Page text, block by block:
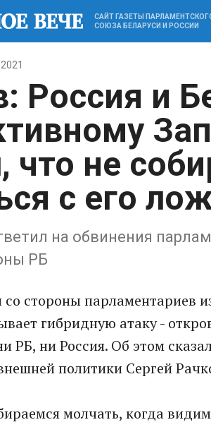
САЙТ ГАЗЕТЫ
СОЮЗА БЕЛАРУСИ И РОССИИ
Россия и
что не
с его
на обвинения
РБ
стороны парламентариев
гибридную атаку -
РБ, ни Россия. Об этом
политики Сергей
молчать, когда